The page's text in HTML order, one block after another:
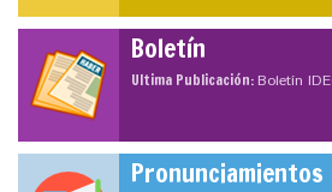
Boletín
Ultima Publicación:Boletín
Pronunciamientos